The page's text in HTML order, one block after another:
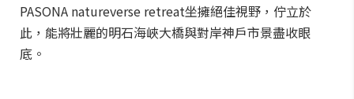
PASONA natureverse retreat坐擁絕佳視野，佇立於
此，能將壯麗的明石海峽大橋與對岸神戶市景盡收眼
底。